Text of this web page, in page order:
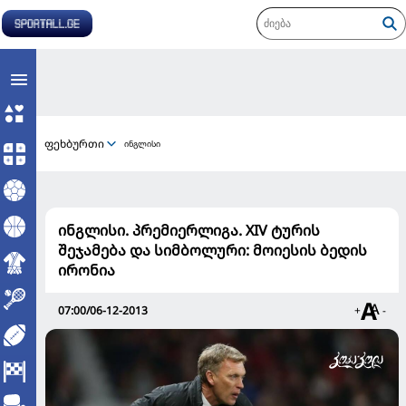
ფეხბურთი ინგლისი
ინგლისი. პრემიერლიგა. XIV ტურის
შეჯამება და სიმბოლური: მოიესის ბედის
ირონია
07:00/06-12-2013 + -